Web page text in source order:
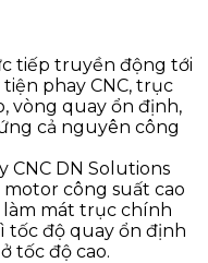
tiếp truyền động tới
phay CNC, trục
vòng quay ổn định,
cả nguyên công
CNC DN Solutions
công suất cao
làm mát trục chính
tốc độ quay ổn định
tốc độ cao.